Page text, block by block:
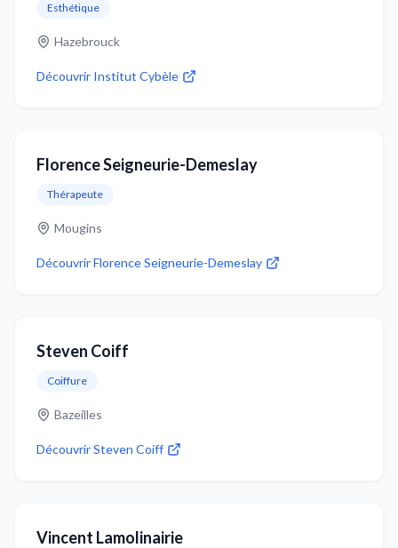
Esthétique
Hazebrouck
Découvrir Institut Cybèle
Florence Seigneurie-Demeslay
Thérapeute
Mougins
DécouvrirFlorence Seigneurie-Demeslay
Steven Coiff
Coiffure
Bazeilles
DécouvrirSteven Coiff
Vincent Lamolinairie